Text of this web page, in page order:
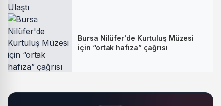
Bursa Nilüfer'de Kurtuluş Müzesi
için “ortak hafıza” çağrısı